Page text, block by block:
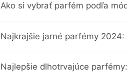
Ako si vybrať parfém podľa
Najkrajšie jarné parfémy
Najlepšie dlhotrvajúce